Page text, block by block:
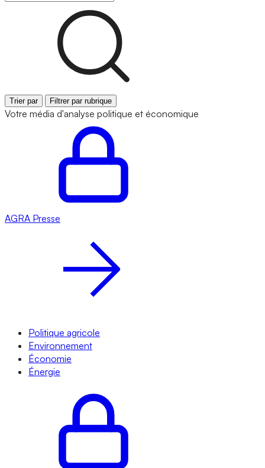
Trier par Filtrer par rubrique
Votre média d'analyse politique et économique
AGRA Presse
Politique agricole
Environnement
Économie
Énergie